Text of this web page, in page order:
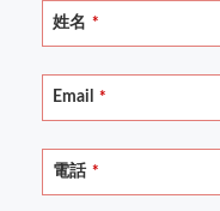
姓名 *
Email *
電話 *